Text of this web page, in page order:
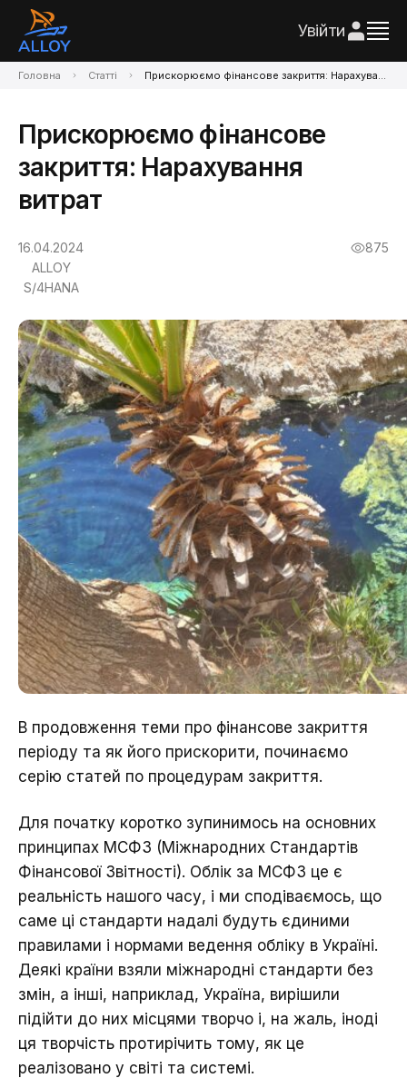
Увійти
Головна Статті Прискорюємо фінансове закриття: Нарахування витрат
Прискорюємо фінансове
закриття: Нарахування
витрат
16.04.2024
ALLOY
S/4HANA
875
В продовження теми про фінансове закриття
періоду та як його прискорити, починаємо
серію статей по процедурам закриття.
Для початку коротко зупинимось на основних
принципах МСФЗ (Міжнародних Стандартів
Фінансової Звітності). Облік за МСФЗ це є
реальність нашого часу, і ми сподіваємось, що
саме ці стандарти надалі будуть єдиними
правилами і нормами ведення обліку в Україні.
Деякі країни взяли міжнародні стандарти без
змін, а інші, наприклад, Україна, вирішили
підійти до них місцями творчо і, на жаль, іноді
ця творчість протирічить тому, як це
реалізовано у світі та системі.